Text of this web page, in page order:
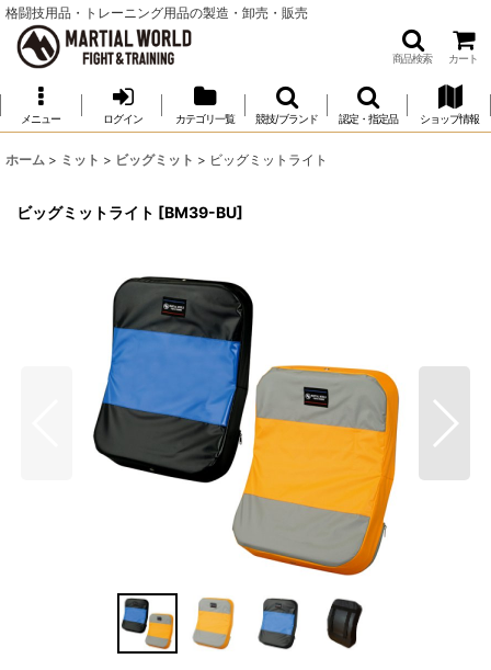
格闘技用品・トレーニング用品の製造・卸売・販売
商品検索 カート
メニュー ログイン カテゴリ一覧 競技/ブランド 認定・指定品 ショップ情報
ホーム > ミット > ビッグミット > ビッグミットライト
ビッグミットライト [BM39-BU]